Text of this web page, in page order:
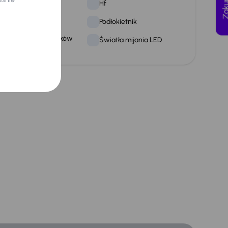
USB-C Hf
Podłokietnik
znaków
Światła mijania LED